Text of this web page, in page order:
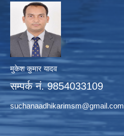
मुकेश कुमार यादव
सम्पर्क नं. 9854033109
suchanaadhikarimsm@gmail.com